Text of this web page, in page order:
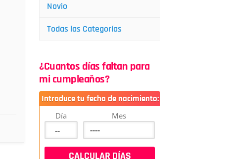
Novio
Todas las Categorías
¿Cuantos días faltan para
mi cumpleaños?
Introduce tu fecha de nacimiento:
Día Mes